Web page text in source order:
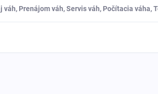
váh, Prenájom váh, Servis váh, Počítacia váha,